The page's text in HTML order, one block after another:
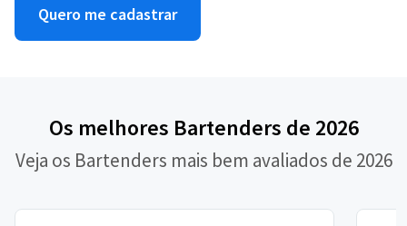
Quero me cadastrar
Os melhores Bartenders de 2026
Veja os Bartenders mais bem avaliados de 2026